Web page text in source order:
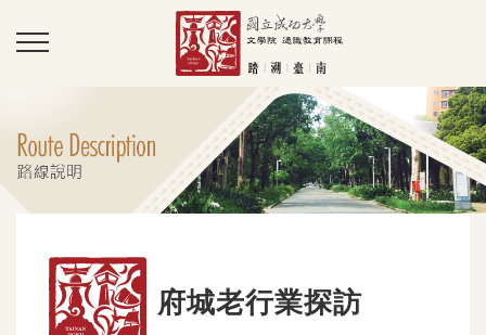
府城老行業探訪